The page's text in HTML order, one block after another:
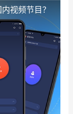
视频节目？